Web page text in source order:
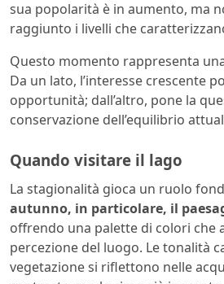
sua popolarità è in aumento, ma
raggiunto i livelli che
Questo momento rappresenta
Da un lato, l’interesse crescente
opportunità; dall’altro, pone la
conservazione dell’equilibrio
Quando visitare il lago
La stagionalità gioca un ruolo
autunno, in particolare, il
offrendo una palette di colori che
percezione del luogo. Le tonalità
vegetazione si riflettono nelle